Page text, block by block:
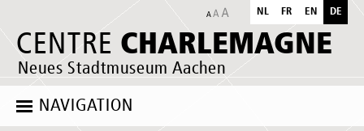
CENTRE CHARLEMAGNE
Neues Stadtmuseum Aachen
NL FR EN DE
NAVIGATION